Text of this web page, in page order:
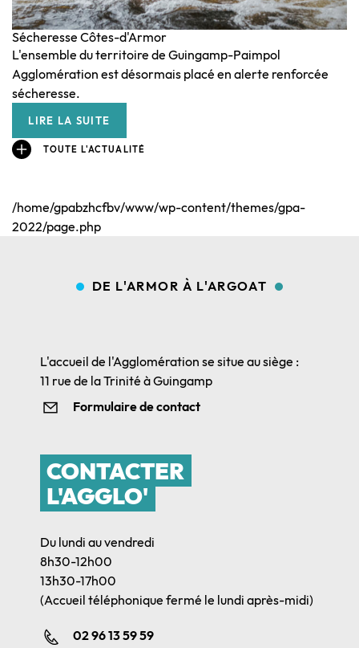
Sécheresse Côtes-d'Armor
L'ensemble du territoire de Guingamp-Paimpol
Agglomération est désormais placé en alerte renforcée
sécheresse.
LIRE LA SUITE
TOUTE L'ACTUALITÉ
/home/gpabzhcfbv/www/wp-content/themes/gpa-
2022/page.php
DE L'ARMOR À L'ARGOAT
L'accueil de l'Agglomération se situe au siège :
11 rue de la Trinité à Guingamp
Formulaire de contact
CONTACTER
L'AGGLO'
Du lundi au vendredi
8h30-12h00
13h30-17h00
(Accueil téléphonique fermé le lundi après-midi)
02 96 13 59 59